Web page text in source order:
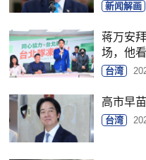
新闻解画
蒋万安
场，他
台湾
高市早
台湾